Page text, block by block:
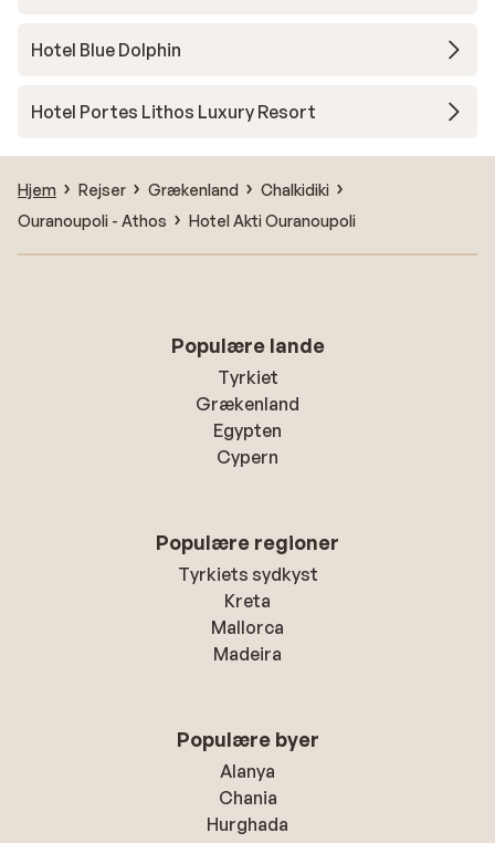
Hotel Blue Dolphin
Hotel Portes Lithos Luxury Resort
Hjem Rejser Grækenland
Chalkidiki
Ouranoupoli - Athos
Hotel Akti Ouranoupoli
Populære lande
Tyrkiet
Grækenland
Egypten
Cypern
Populære regioner
Tyrkiets sydkyst
Kreta
Mallorca
Madeira
Populære byer
Alanya
Chania
Hurghada